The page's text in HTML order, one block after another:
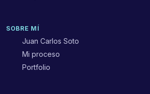
SOBRE MÍ
Juan Carlos Soto
Mi proceso
Portfolio